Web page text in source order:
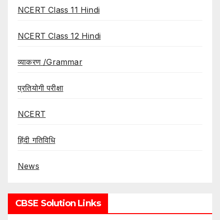
NCERT Class 11 Hindi
NCERT Class 12 Hindi
व्याकरण /Grammar
प्रतियोगी परीक्षा
NCERT
हिंदी गतिविधि
News
CBSE Solution Links